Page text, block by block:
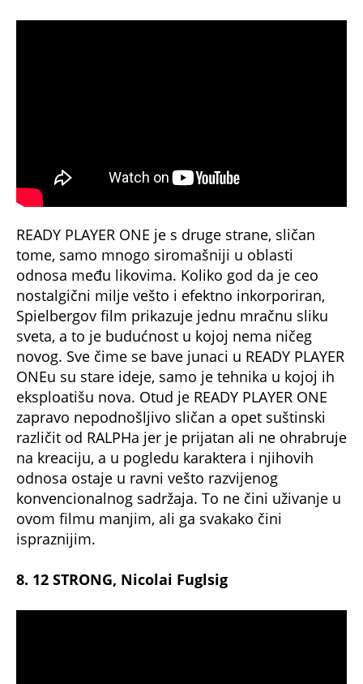
READY PLAYER ONE je s druge strane, sličan
tome, samo mnogo siromašniji u oblasti
odnosa među likovima. Koliko god da je ceo
nostalgični milje vešto i efektno inkorporiran,
Spielbergov film prikazuje jednu mračnu sliku
sveta, a to je budućnost u kojoj nema ničeg
novog. Sve čime se bave junaci u READY PLAYER
ONEu su stare ideje, samo je tehnika u kojoj ih
eksploatišu nova. Otud je READY PLAYER ONE
zapravo nepodnošljivo sličan a opet suštinski
različit od RALPHa jer je prijatan ali ne ohrabruje
na kreaciju, a u pogledu karaktera i njihovih
odnosa ostaje u ravni vešto razvijenog
konvencionalnog sadržaja. To ne čini uživanje u
ovom filmu manjim, ali ga svakako čini
ispraznijim.
8. 12 STRONG, Nicolai Fuglsig